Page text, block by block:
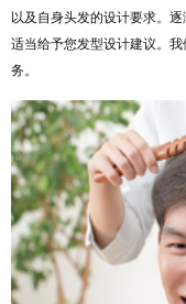
以及自身头发的设计要求。
适当给予您发型设计建议。
务。